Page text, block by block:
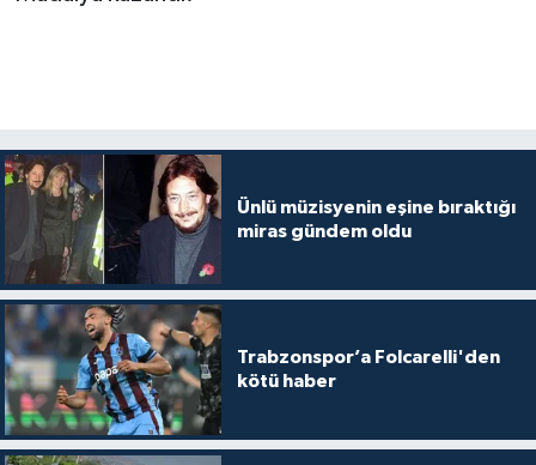
Ünlü müzisyenin eşine bıraktığı
miras gündem oldu
Trabzonspor’a Folcarelli'den
kötü haber